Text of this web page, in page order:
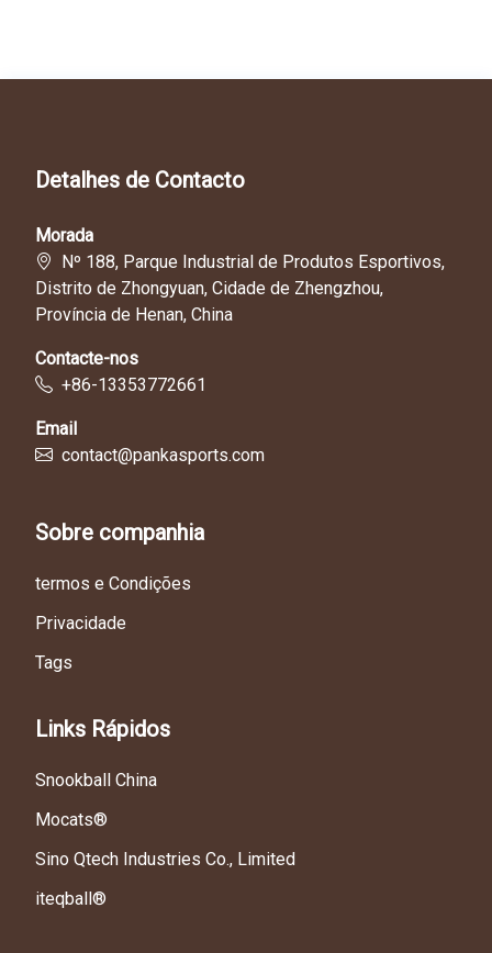
Detalhes de Contacto
Morada
Nº 188, Parque Industrial de Produtos Esportivos,
Distrito de Zhongyuan, Cidade de Zhengzhou,
Província de Henan, China
Contacte-nos
+86-13353772661
Email
contact@pankasports.com
Sobre companhia
termos e Condições
Privacidade
Tags
Links Rápidos
Snookball China
Mocats®
Sino Qtech Industries Co., Limited
iteqball®